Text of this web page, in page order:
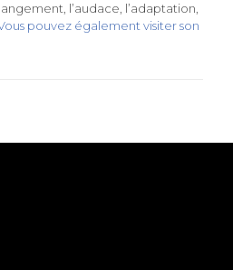
l’audace, l’adaptation,
pouvez également visiter son